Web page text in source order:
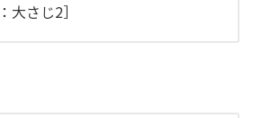
大さじ2］